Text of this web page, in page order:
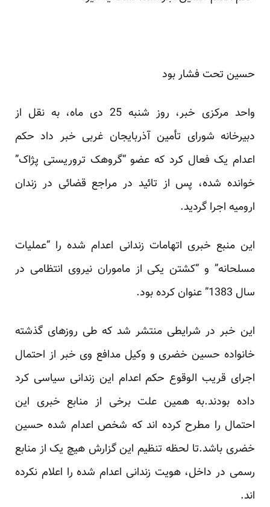
حسین تحت فشار بود
واحد مرکزی خبر، روز شنبه 25 دی ماه، به نقل از
دبیرخانه شورای تأمین آذربایجان غربی خبر داد حکم
اعدام یک فعال کرد که عضو “گروهک تروریستی پژاک”
خوانده شده، پس از تائید در مراجع قضائی در زندان
ارومیه اجرا گردید.
این منبع خبری اتهامات زندانی اعدام شده را “عملیات
مسلحانه” و “کشتن یکی از ماموران نیروی انتظامی در
سال 1383” عنوان کرده بود.
این خبر در شرایطی منتشر شد که طی روزهای گذشته
خانواده حسین خضری و وکیل مدافع وی خبر از احتمال
اجرای قریب الوقوع حکم اعدام این زندانی سیاسی کرد
داده بودند.به همین علت برخی از منابع خبری این
احتمال را مطرح کرده اند که شخص اعدام شده حسین
خضری باشد.تا لحظه تنظیم این گزارش هیچ یک از منابع
رسمی در داخل، هویت زندانی اعدام شده را اعلام نکرده
اند.